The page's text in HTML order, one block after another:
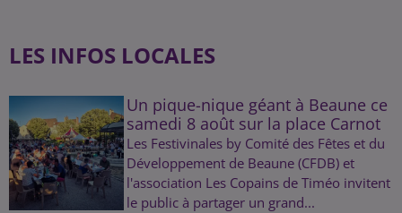
LES INFOS LOCALES
Un pique-nique géant à Beaune ce
samedi 8 août sur la place Carnot
Les Festivinales by Comité des Fêtes et du
Développement de Beaune (CFDB) et
l'association Les Copains de Timéo invitent
le public à partager un grand...